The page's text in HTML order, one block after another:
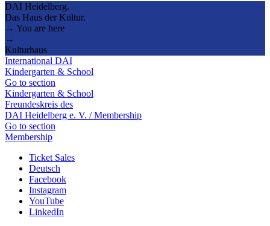
DAI Heidelberg.
Das Haus der Kultur.
→ You are here
→
Kulturhaus
International DAI
Kindergarten & School
Go to section
Kindergarten & School
Freundeskreis des
DAI Heidelberg e. V. / Membership
Go to section
Membership
Ticket Sales
Deutsch
Facebook
Instagram
YouTube
LinkedIn